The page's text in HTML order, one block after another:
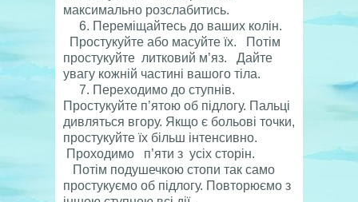
максимально розслабитись.
6. Переміщайтесь до ваших колін.
Простукуйте або масуйте їх. Потім
простукуйте литковий м’яз. Дайте
увагу кожній частині вашого тіла.
7. Переходимо до ступнів.
Простукуйте п’ятою об підлогу. Пальці
дивляться вгору. Якщо є больові точки,
простукуйте їх більш інтенсивно.
Проходимо п’яти з усіх сторін.
Потім подушечкою стопи так само
простукуємо об підлогу. Повторюємо з